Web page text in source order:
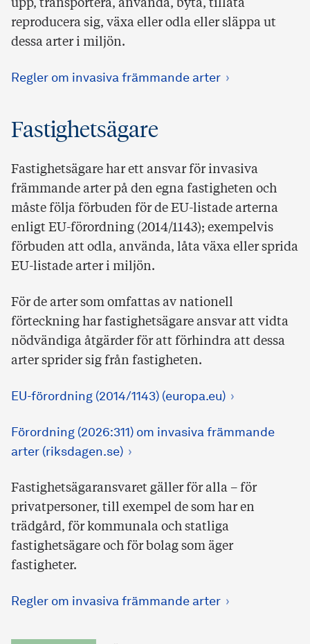
upp, transportera, använda, byta, tillåta
reproducera sig, växa eller odla eller släppa ut
dessa arter i miljön.
Regler om invasiva främmande arter
Fastighetsägare
Fastighetsägare har ett ansvar för invasiva
främmande arter på den egna fastigheten och
måste följa förbuden för de EU-listade arterna
enligt EU-förordning (2014/1143); exempelvis
förbuden att odla, använda, låta växa eller sprida
EU-listade arter i miljön.
För de arter som omfattas av nationell
förteckning har fastighetsägare ansvar att vidta
nödvändiga åtgärder för att förhindra att dessa
arter sprider sig från fastigheten.
EU-förordning (2014/1143) (europa.eu)
Förordning (2026:311) om invasiva främmande
arter (riksdagen.se)
Fastighetsägaransvaret gäller för alla – för
privatpersoner, till exempel de som har en
trädgård, för kommunala och statliga
fastighetsägare och för bolag som äger
fastigheter.
Regler om invasiva främmande arter